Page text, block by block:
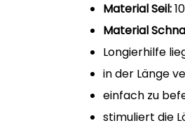
Material Seil:
Material
Longierhilfe
in der Länge
einfach zu
stimuliert die